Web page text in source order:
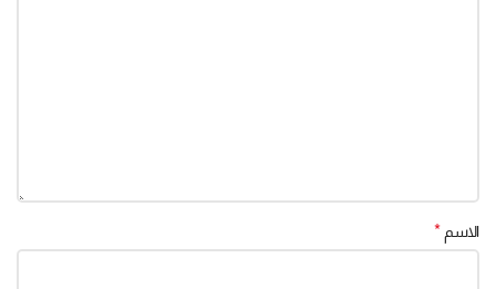
الاسم *